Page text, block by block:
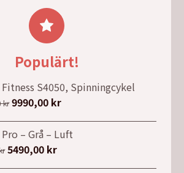
8499,00 kr.
är:
7880,00 kr.
Populärt!
S4050, Spinningcykel
kr Det
ursprungliga
priset
var:
9990,00 krDet
nuvarande
priset
Pro – Grå – Luft
Det
ursprungliga
5490,00 krDet
nuvarande